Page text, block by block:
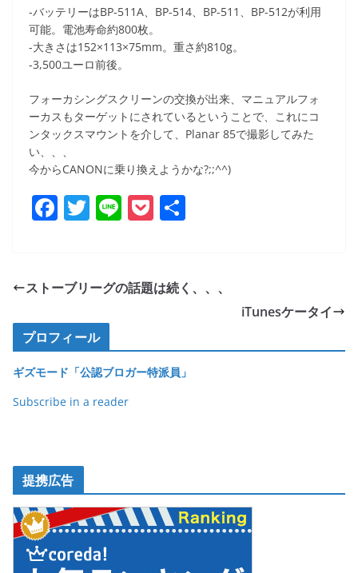
-バッテリーはBP-511A、BP-514、BP-511、BP-512が利用
可能。電池寿命約800枚。
-大きさは152×113×75mm。重さ約810g。
-3,500ユーロ前後。
フォーカシングスクリーンの交換が出来、マニュアルフォ
ーカスもターゲットにされているということで、これにコ
ンタックスマウントを介して、Planar 85で撮影してみた
い、、、
今からCANONに乗り換えようかな?;;^^)
F
e
o
o
k
T
er
Li P
et
ストーブリーグの話題は続く、、、
iTunesケータイ
プロフィール
ギズモード「公認ブロガー特派員」
Subscribe in a reader
提携広告